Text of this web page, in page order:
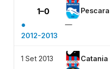
1–0 Pescara
●
—
2012-2013
1 Set 2013 Catania